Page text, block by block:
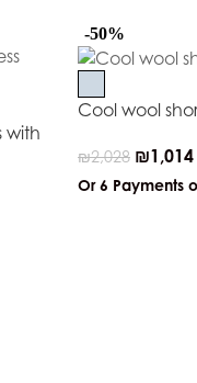
with
-50%
Cool wool
₪2,028 ₪1,014
Or 6 Payments